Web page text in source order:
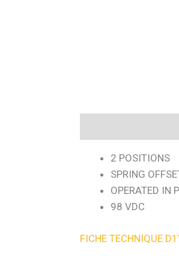
2 POSITIONS
SPRING
OPERATED IN
98 VDC
FICHE TECHNIQUE